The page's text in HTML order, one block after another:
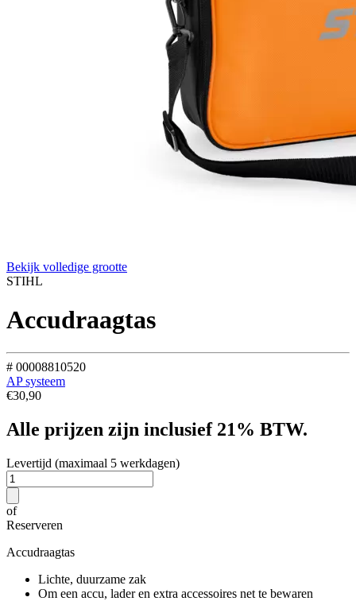
Bekijk volledige grootte
STIHL
Accudraagtas
# 00008810520
AP systeem
€30,90
Alle prijzen zijn inclusief 21% BTW.
Levertijd (maximaal 5 werkdagen)
of
Reserveren
Accudraagtas
Lichte, duurzame zak
Om een accu, lader en extra accessoires net te bewaren